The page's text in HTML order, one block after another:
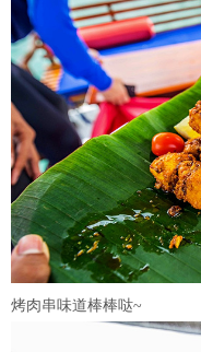
烤肉串味道棒棒哒~